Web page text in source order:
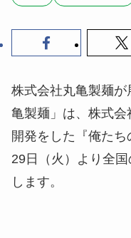
株式会社丸亀製麺
亀製麺」は、株式会
開発をした『俺た
29日（火）より全
します。